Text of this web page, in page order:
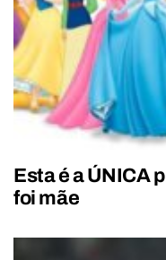
Esta é a ÚNICA
foi mãe